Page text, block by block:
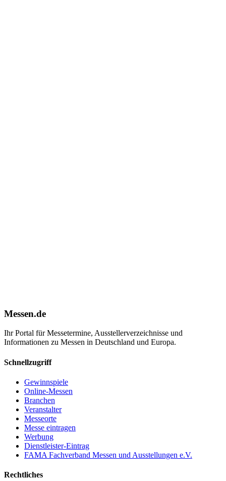
Messen.de
Ihr Portal für Messetermine, Ausstellerverzeichnisse und
Informationen zu Messen in Deutschland und Europa.
Schnellzugriff
Gewinnspiele
Online-Messen
Branchen
Veranstalter
Messeorte
Messe eintragen
Werbung
Dienstleister-Eintrag
FAMA Fachverband Messen und Ausstellungen e.V.
Rechtliches